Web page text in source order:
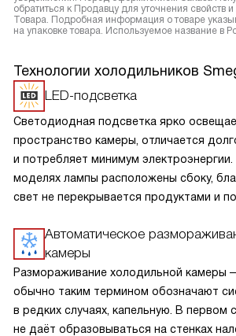
обратиться к Продавцу для уточнения свойств и
Товара. Подробная информация о товаре
на упаковке товара. Используемое название в
Технологии холодильников
LED-подсветка
Светодиодная подсветка ярко
пространство камеры, отличается
и потребляет минимум
моделях лампы расположены сбоку,
свет не перекрывается продуктами и
Автоматическое
камеры
Размораживание холодильной камеры
обычно таким термином обозначают
в редких случаях, капельную. В первом
не даёт образовываться на стенках